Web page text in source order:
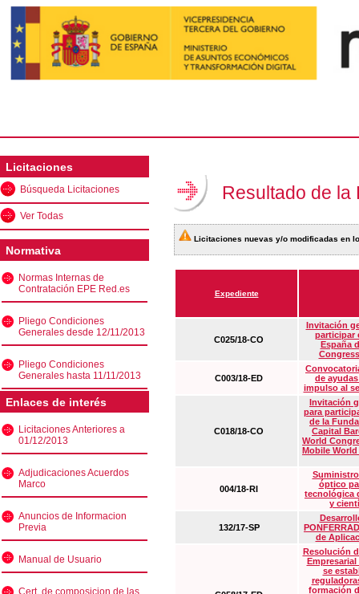
Licitaciones
Búsqueda Licitaciones
Ver Todas
Normativa
Normas Internas de
Contratación EPE Red.es
Pliego Condiciones
Generales desde 12/11/2013
Pliego Condiciones
Generales hasta 11/11/2013
Enlaces de interés
Licitaciones Anteriores a
01/12/2013
Adjudicaciones Acuerdos
Marco
Anuncios de Informacion
Previa
Manual de Usuario
Cert. de composicion de las
Resultado de la
Licitaciones nuevas y/o modificadas en
Expediente
C025/18-CO
Invitación
participar
España
C003/18-ED
de
impulso al
C018/18-CO
Invitación
para
de la
Capital
World
Mobile
004/18-RI
óptico
tecnológica
y
132/17-SP
de
Resolución
Empresarial
se
formación